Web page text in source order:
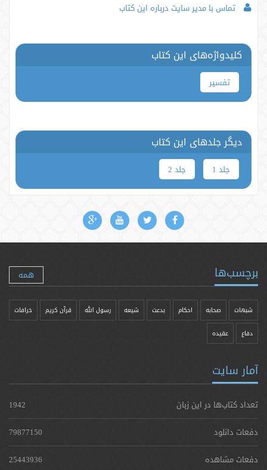
تماس با مدیر سایت درباره این کتاب
کلیدواژه‌های این کتاب
تفسیر
دیگر جلدهای این کتاب
جلد 1 جلد 2
برچسب‌ها همه
شبهات صحابه احکام بدعت شیعه رسول الله قرآن کریم خرافات
دفاع عقیده
آمار سایت
تعداد کتاب‌ها در این زبان
1942
دفعات دانلود
79877150
دفعات مشاهده
25443936